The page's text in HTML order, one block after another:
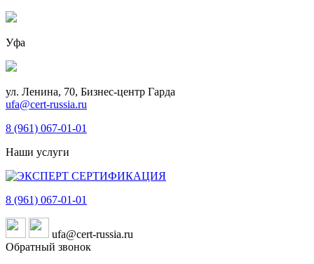
Уфа
ул. Ленина, 70, Бизнес-центр Гарда
ufa@cert-russia.ru
8 (961) 067-01-01
Наши услуги
8 (961) 067-01-01
ufa@cert-russia.ru
Обратный звонок